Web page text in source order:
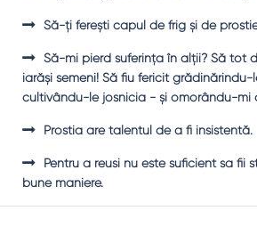
Să-ţi fereşti capul de frig şi de
Să-mi pierd suferinţa în alţii? Să tot
iarăşi semeni! Să fiu fericit grădinărindu-
cultivându-le josnicia - şi omorându-mi
Prostia are talentul de a fi insistentă.
Pentru a reusi nu este suficient sa fii
bune maniere.